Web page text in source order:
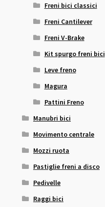
Freni bici classici
Freni Cantilever
Freni V-Brake
Kit spurgo freni bici
Leve freno
Magura
Pattini Freno
Manubri bici
Movimento centrale
Mozzi ruota
Pastiglie freni a disco
Pedivelle
Raggi bici